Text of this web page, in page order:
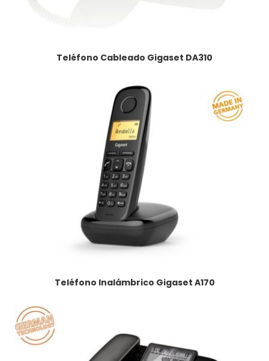
Teléfono Cableado Gigaset DA310
Teléfono Inalámbrico Gigaset A170